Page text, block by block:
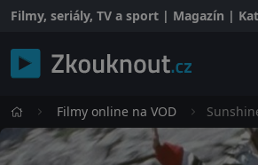
Filmy, seriály, TV a sport | Magazín |
Filmy online na VOD